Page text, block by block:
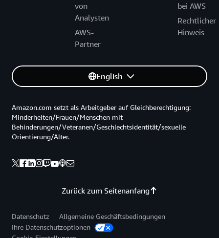
von
Analysten
AWS-
Partner
bei AWS
Rechtlicher
Hinweis
English
Zurück zum Seitenanfang
Amazon.com setzt als Arbeitgeber auf Gleichberechtigung:
Minderheiten/Frauen/Menschen mit
Behinderungen/Veteranen/Geschlechtsidentität/sexuelle
Orientierung/Alter.
Datenschutz
Allgemeine Geschäftsbedingungen
Ihre Datenschutzoptionen